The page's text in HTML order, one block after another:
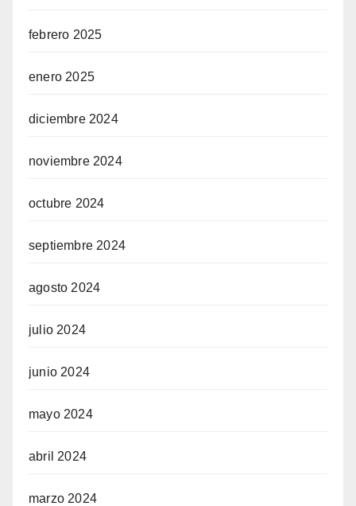
febrero 2025
enero 2025
diciembre 2024
noviembre 2024
octubre 2024
septiembre 2024
agosto 2024
julio 2024
junio 2024
mayo 2024
abril 2024
marzo 2024